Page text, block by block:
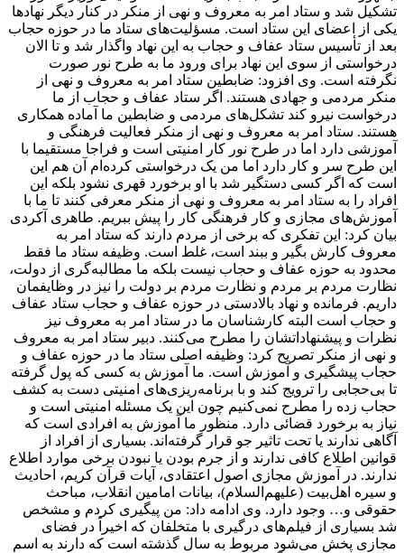
تشکیل شد و ستاد امر به معروف و نهی از منکر در کنار دیگر نهادها
یکی از اعضای این ستاد است. مسؤلیت‌های ستاد ما در حوزه حجاب
بعد از تأسیس ستاد عفاف و حجاب به این نهاد واگذار شد و تا الان
درخواستی از سوی این نهاد برای ورود ما به طرح نور صورت
نگرفته است. وی افزود: ضابطین ستاد امر به معروف و نهی از
منکر مردمی و جهادی هستند. اگر ستاد عفاف و حجاب از ما
درخواست نیرو کند تشکل‌های مردمی و ضابطین ما آماده همکاری
هستند. ستاد امر به معروف و نهی از منکر فعالیت فرهنگی و
آموزشی دارد اما در طرح نور کار امنیتی است و فراجا مستقیما با
این طرح سر و کار دارد اما من یک درخواستی کرده‌ام آن هم این
است که اگر کسی دستگیر شد با او برخورد قهری نشود بلکه این
افراد را به ستاد امر به معروف و نهی از منکر معرفی کنند تا ما با
آموزش‌های مجازی و کار فرهنگی کار را پیش ببریم. طاهری آکردی
بیان کرد: این تفکری که برخی از مردم دارند که ستاد امر به
معروف کارش بگیر و ببند است، غلط است. وظیفه ستاد ما فقط
محدود به حوزه عفاف و حجاب نیست بلکه ما مطالبه‌گری از دولت،
نظارت مردم بر مردم و نظارت مردم بر دولت را نیز در وظایفمان
داریم. فرمانده و نهاد بالادستی در حوزه عفاف و حجاب ستاد عفاف
و حجاب است البته کارشناسان ما در ستاد امر به معروف نیز
نظرات و پیشنهاداتشان را مطرح می‌کنند. دبیر ستاد امر به معروف
و نهی از منکر تصریح کرد: وظیفه اصلی ستاد ما در حوزه عفاف و
حجاب پیشگیری و آموزش است. ما آموزش به کسی که پول گرفته
تا بی‌حجابی را ترویج کند و با برنامه‌ریزی‌های امنیتی دست به کشف
حجاب زده را مطرح نمی‌کنیم چون این یک مسئله امنیتی است و
نیاز به برخورد قضائی دارد. منظور ما آموزش به افرادی است که
آگاهی ندارند یا تحت تاثیر جو قرار گرفته‌اند. بسیاری از افراد از
قوانین اطلاع کافی ندارند و از جرم بودن یا نبودن برخی موارد اطلاع
ندارند. در آموزش مجازی اصول اعتقادی، آیات قرآن کریم، احادیث
و سیره اهل‌بیت (علیهم‌السلام)، بیانات امامین انقلاب، مباحث
حقوقی و… وجود دارد. وی ادامه داد: من پیگیری کردم و مشخص
شد بسیاری از فیلم‌های درگیری با متخلفان که اخیراً در فضای
مجازی پخش می‌شود مربوط به سال گذشته است که دارند به اسم